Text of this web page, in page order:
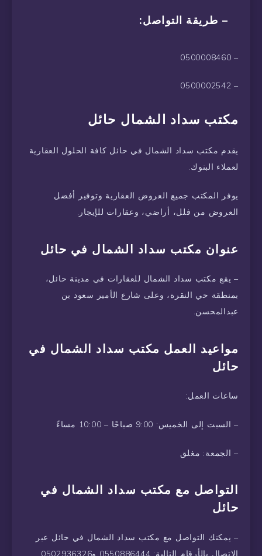
– طريقة التواصل:
– 0500008460
– 0500002542
مكتب سداد الشمال حائل
يقدم مكتب سداد الشمال في حائل كافة الحلول العقارية
لعملاء البنوك.
يوفر المكتب جميع العروض العقارية وتوفير أفضل
العروض من فلل، أراضي، وعقارات للإيجار.
عنوان مكتب سداد الشمال في حائل
– يقع مكتب سداد الشمال للعقارات في مدينة حائل،
بمنطقة حي النقرة، وعلى شارع الأمير سعود بن
عبدالمحسن.
مواعيد العمل مكتب سداد الشمال في
حائل
ساعات العمل:
– السبت إلى الخميس: 9:00 صباحًا – 10:00 مساءً
– الجمعة: مغلق
التواصل مع مكتب سداد الشمال في
حائل
– يمكنك التواصل مع مكتب سداد الشمال في حائل عبر
الاتصال بالأرقام التالية: 0550886444 و0502936326.